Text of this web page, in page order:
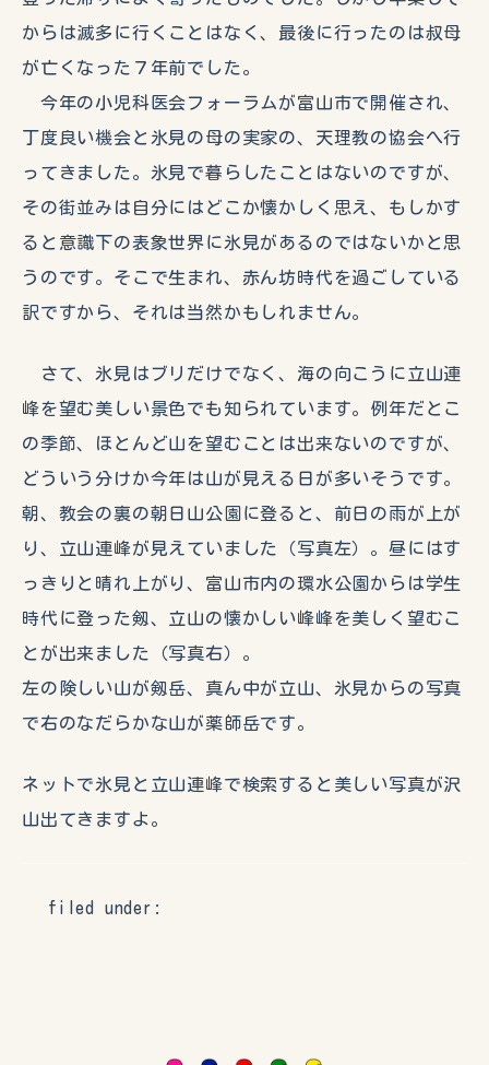
からは滅多に行くことはなく、最後に行ったのは叔母
が亡くなった７年前でした。
今年の小児科医会フォーラムが富山市で開催され、
丁度良い機会と氷見の母の実家の、天理教の協会へ行
ってきました。氷見で暮らしたことはないのですが、
その街並みは自分にはどこか懐かしく思え、もしかす
ると意識下の表象世界に氷見があるのではないかと思
うのです。そこで生まれ、赤ん坊時代を過ごしている
訳ですから、それは当然かもしれません。
さて、氷見はブリだけでなく、海の向こうに立山連
峰を望む美しい景色でも知られています。例年だとこ
の季節、ほとんど山を望むことは出来ないのですが、
どういう分けか今年は山が見える日が多いそうです。
朝、教会の裏の朝日山公園に登ると、前日の雨が上が
り、立山連峰が見えていました（写真左）。昼にはす
っきりと晴れ上がり、富山市内の環水公園からは学生
時代に登った剱、立山の懐かしい峰峰を美しく望むこ
とが出来ました（写真右）。
左の険しい山が剱岳、真ん中が立山、氷見からの写真
で右のなだらかな山が薬師岳です。
ネットで氷見と立山連峰で検索すると美しい写真が沢
山出てきますよ。
filed under: